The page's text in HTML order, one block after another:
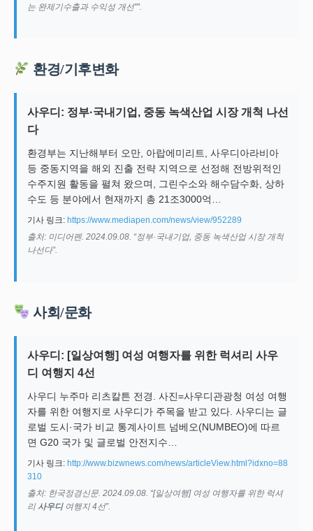
는 완제기수출과 수익성 개선"”.
환경/기후변화
사우디: 정부·국내기업, 중동 녹색산업 시장 개척 나선
다
환경부는 지난해부터 오만, 아랍에미리트, 사우디아라비아
등 중동지역을 해외 진출 전략 지역으로 선정해 전방위적인
수주지원 활동을 펼쳐 왔으며, 그린수소와 해수담수화, 상하
수도 등 분야에서 현재까지 총 21조3000억…
기사 링크: https://www.mediapen.com/news/view/952289
출처: 미디어펜. 2024.09.08. “정부·국내기업, 중동 녹색산업 시장 개척
나선다”.
사회/문화
사우디: [일상여행] 여성 여행자를 위한 럭셔리 사우
디 여행지 4선
사우디 누주마 리츠칼튼 전경. 사진=사우디관광청 여성 여행
자를 위한 여행지로 사우디가 주목을 받고 있다. 사우디는 글
로벌 도시·국가 비교 통계사이트 넘베오(NUMBEO)에 따르
면 G20 국가 및 글로벌 안전지수…
기사 링크: http://www.bizwnews.com/news/articleView.html?idxno=88
310
출처: 한국정경신문. 2024.09.08. “[일상여행] 여성 여행자를 위한 럭셔
리 사우디여행지 4선”.